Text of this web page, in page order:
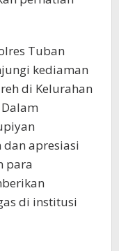
Tuban
kediaman
di Kelurahan
apresiasi
para
di institusi